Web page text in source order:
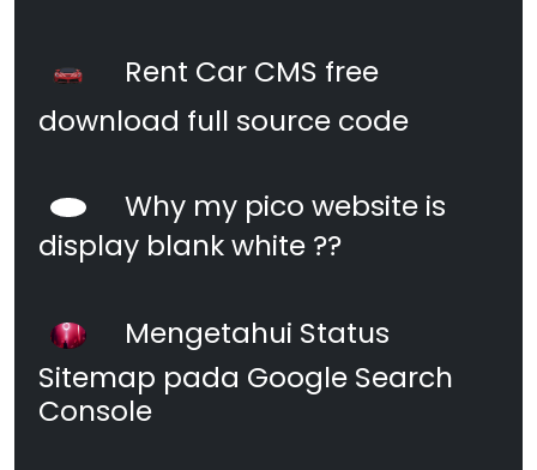
Rent Car CMS free
download full source code
Why my pico website is
display blank white ??
Mengetahui Status
Sitemap pada Google Search
Console